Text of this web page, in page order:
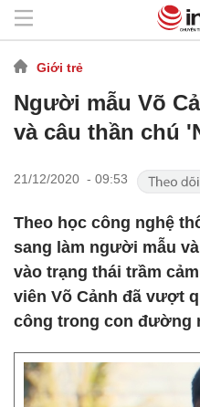
Giới trẻ
Người mẫu Võ
và câu thần chú
21/12/2020 - 09:53
Theo học công nghệ
sang làm người mẫu
vào trạng thái trầm
viên Võ Cảnh đã vượt
công trong con đường